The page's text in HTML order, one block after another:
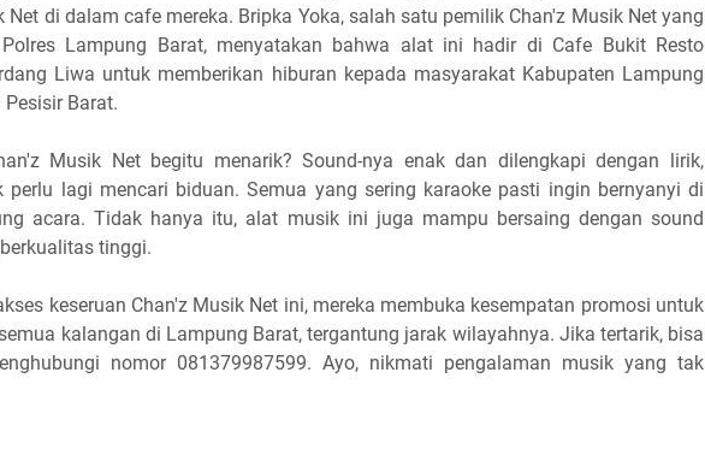
Net di dalam cafe mereka. Bripka Yoka, salah satu pemilik Chan'z Musik Net yang
Lampung Barat, menyatakan bahwa alat ini hadir di Cafe Bukit Resto
Liwa untuk memberikan hiburan kepada masyarakat Kabupaten Lampung
Barat.
Musik Net begitu menarik? Sound-nya enak dan dilengkapi dengan lirik,
perlu lagi mencari biduan. Semua yang sering karaoke pasti ingin bernyanyi di
acara. Tidak hanya itu, alat musik ini juga mampu bersaing dengan sound
tinggi.
keseruan Chan'z Musik Net ini, mereka membuka kesempatan promosi untuk
kalangan di Lampung Barat, tergantung jarak wilayahnya. Jika tertarik, bisa
nomor 081379987599. Ayo, nikmati pengalaman musik yang tak